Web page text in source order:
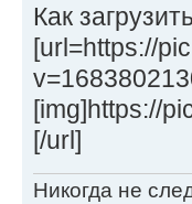
Как
[url=https://
[img]https://
[/url]
Никогда не